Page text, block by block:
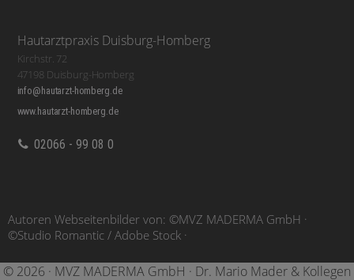
Hautarztpraxis Duisburg-Homberg
Kirchstr. 72
47198 Duisburg-Homberg
info@hautarzt-homberg.de
www.hautarzt-homberg.de
02066 - 99 08 0
Autoren Webseitenbilder von: ©MVZ MADERMA GmbH ·
©Studio Romantic / Adobe Stock ·
© 2026 · MVZ MADERMA GmbH · Dr. Mario Mader & Kollegen